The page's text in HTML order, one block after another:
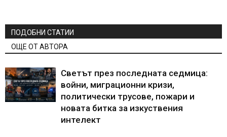
ПОДОБНИ СТАТИИ
ОЩЕ ОТ АВТОРА
Светът през последната седмица:
войни, миграционни кризи,
политически трусове, пожари и
новата битка за изкуствения
интелект